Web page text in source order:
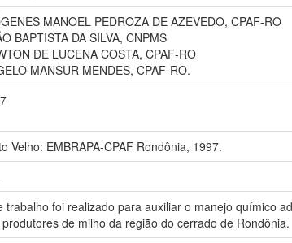
MANOEL PEDROZA DE AZEVEDO, CPAF-RO
BAPTISTA DA SILVA, CNPMS
DE LUCENA COSTA, CPAF-RO
MANSUR MENDES, CPAF-RO.
Velho: EMBRAPA-CPAF Rondônia, 1997.
trabalho foi realizado para auxiliar o manejo químico
de milho da região do cerrado de Rondônia.